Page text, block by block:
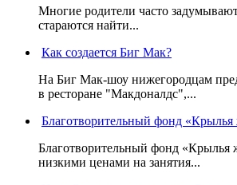
Многие родители часто
стараются найти...
Как создается Биг Мак?
На Биг Мак-шоу нижегородцам
в ресторане "Макдоналдс",...
Благотворительный фонд «Крылья
Благотворительный фонд «Крылья
низкими ценами на занятия...